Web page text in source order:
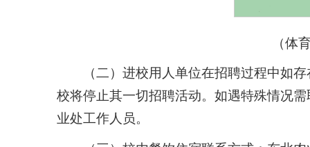
（体
（二）进校用人单位在招聘过程中如
校将停止其一切招聘活动。如遇特殊情况
业处工作人员。